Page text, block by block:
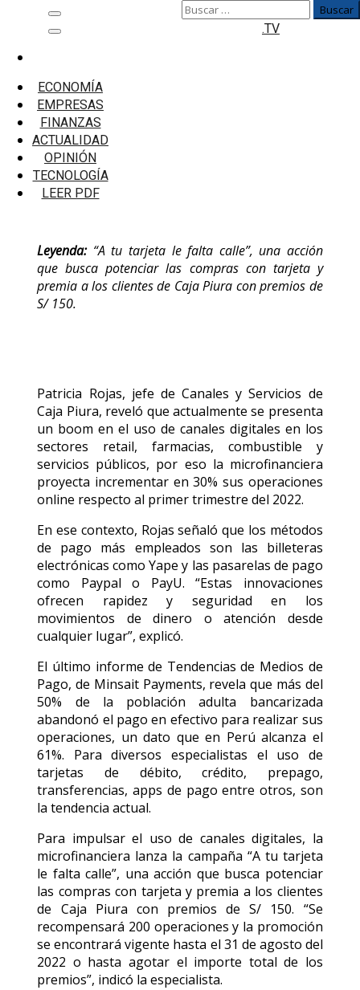
Menú
principal
ECONOMÍA
EMPRESAS
FINANZAS
ACTUALIDAD
OPINIÓN
TECNOLOGÍA
LEER PDF
Buscar:
.TV
Caja Piura Está Premiando Con Dinero En
Efectivo
Caja Piura Está Premiando Con Dinero
En Efectivo
Leyenda:“A tu tarjeta le falta calle”, una acción
que busca potenciar las compras con tarjeta y
premia a los clientes de Caja Piura con premios de
S/ 150.
Patricia Rojas, jefe de Canales y Servicios de
Caja Piura, reveló que actualmente se presenta
un boom en el uso de canales digitales en los
sectores retail, farmacias, combustible y
servicios públicos, por eso la microfinanciera
proyecta incrementar en 30% sus operaciones
online respecto al primer trimestre del 2022.
En ese contexto, Rojas señaló que los métodos
de pago más empleados son las billeteras
electrónicas como Yape y las pasarelas de pago
como Paypal o PayU. “Estas innovaciones
ofrecen rapidez y seguridad en los
movimientos de dinero o atención desde
cualquier lugar”, explicó.
El último informe de Tendencias de Medios de
Pago, de Minsait Payments, revela que más del
50% de la población adulta bancarizada
abandonó el pago en efectivo para realizar sus
operaciones, un dato que en Perú alcanza el
61%. Para diversos especialistas el uso de
tarjetas de débito, crédito, prepago,
transferencias, apps de pago entre otros, son
la tendencia actual.
Para impulsar el uso de canales digitales, la
microfinanciera lanza la campaña “A tu tarjeta
le falta calle”, una acción que busca potenciar
las compras con tarjeta y premia a los clientes
de Caja Piura con premios de S/ 150. “Se
recompensará 200 operaciones y la promoción
se encontrará vigente hasta el 31 de agosto del
2022 o hasta agotar el importe total de los
premios”, indicó la especialista.